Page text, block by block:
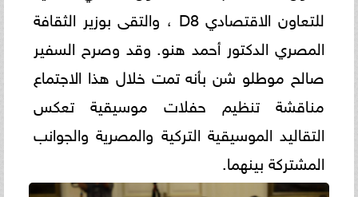
للتعاون الاقتصادي D8 ، والتقى بوزير الثقافة
المصري الدكتور أحمد هنو. وقد وصرح السفير
صالح موطلو شن بأنه تمت خلال هذا الاجتماع
مناقشة تنظيم حفلات موسيقية تعكس
التقاليد الموسيقية التركية والمصرية والجوانب
المشتركة بينهما.